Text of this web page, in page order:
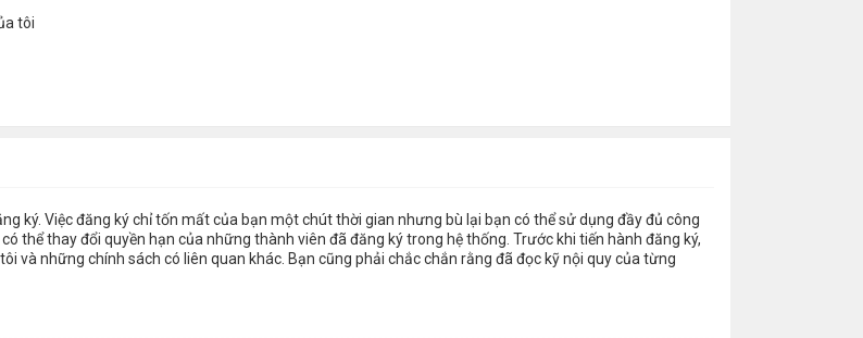
tôi
ký. Việc đăng ký chỉ tốn mất của bạn một chút thời gian nhưng bù lại bạn có thể sử dụng đầy đủ công
thể thay đổi quyền hạn của những thành viên đã đăng ký trong hệ thống. Trước khi tiến hành đăng ký,
và những chính sách có liên quan khác. Bạn cũng phải chắc chắn rằng đã đọc kỹ nội quy của từng